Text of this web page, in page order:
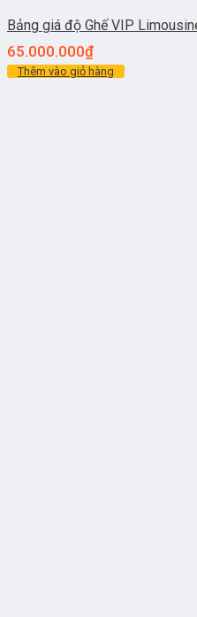
Bảng giá độ Ghế VIP
65.000.000₫
Thêm vào giỏ hàng